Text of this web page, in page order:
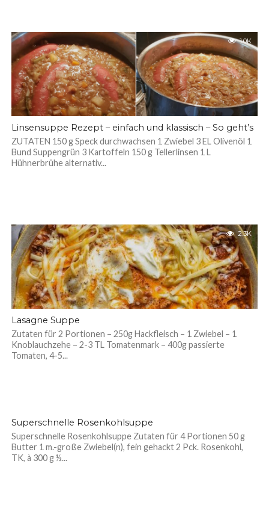
1.0K
Linsensuppe Rezept – einfach und klassisch – So geht’s
ZUTATEN 150 g Speck durchwachsen 1 Zwiebel 3 EL Olivenöl 1
Bund Suppengrün 3 Kartoffeln 150 g Tellerlinsen 1 L
Hühnerbrühe alternativ...
2.3K
Lasagne Suppe
Zutaten für 2 Portionen – 250g Hackfleisch – 1 Zwiebel – 1
Knoblauchzehe – 2-3 TL Tomatenmark – 400g passierte
Tomaten, 4-5...
Superschnelle Rosenkohlsuppe
Superschnelle Rosenkohlsuppe Zutaten für 4 Portionen 50 g
Butter 1 m.-große Zwiebel(n), fein gehackt 2 Pck. Rosenkohl,
TK, à 300 g ½...